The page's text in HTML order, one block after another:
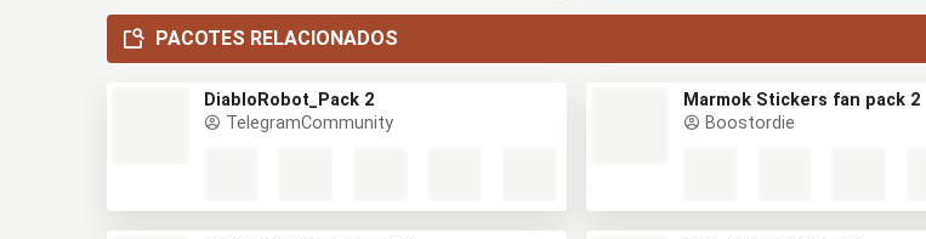
PACOTES RELACIONADOS
DiabloRobot_Pack 2
TelegramCommunity
Marmok Stickers fan pack 2
Boostordie